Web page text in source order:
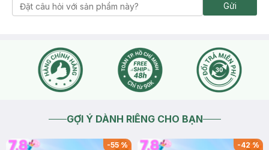
Gửi
GỢI Ý DÀNH RIÊNG CHO BẠN
-55% -42%